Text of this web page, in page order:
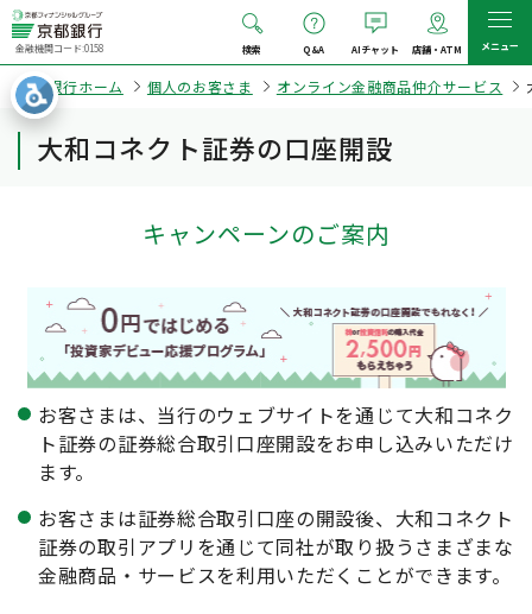
金融機関コード:0158 検索 Q&A AIチャット 店舗・ATM メニュー
京都銀行ホーム 個人のお客さま オンライン金融商品仲介サービス
大和コネクト証券の口座開設
キャンペーンのご案内
お客さまは、当行のウェブサイトを通じて大和コネク
ト証券の証券総合取引口座開設をお申し込みいただけ
ます。
お客さまは証券総合取引口座の開設後、大和コネクト
証券の取引アプリを通じて同社が取り扱うさまざまな
金融商品・サービスを利用いただくことができます。